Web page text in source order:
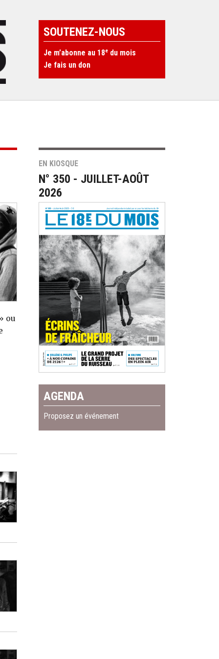
SOUTENEZ-NOUS
Je m’abonne au 18e du mois
Je fais un don
ou
EN KIOSQUE
N° 350 - JUILLET-AOÛT
2026
AGENDA
Proposez un événement